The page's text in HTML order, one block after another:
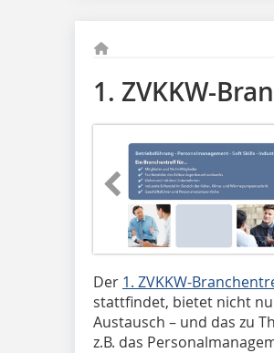
1. ZVKKW-
Der 1. ZVKKW-
stattfindet, bietet nicht
Austausch – und das zu
z.B. das